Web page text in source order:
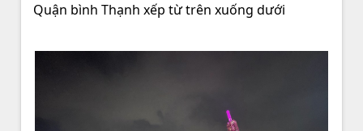
Quận bình Thạnh xếp từ trên xuống dưới